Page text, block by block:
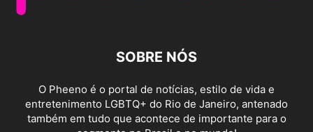
SOBRE NÓS
O Pheeno é o portal de notícias, estilo de vida e
entretenimento LGBTQ+ do Rio de Janeiro, antenado
também em tudo que acontece de importante para o